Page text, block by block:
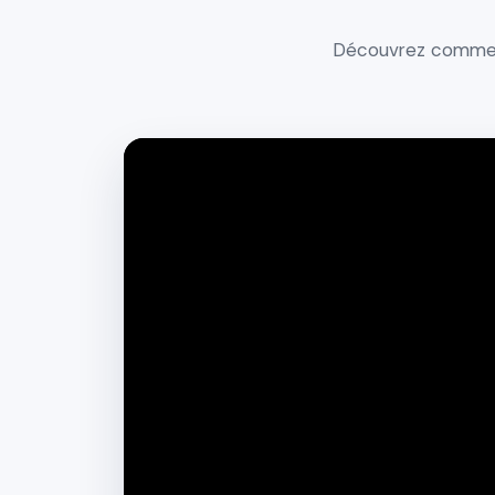
Découvrez